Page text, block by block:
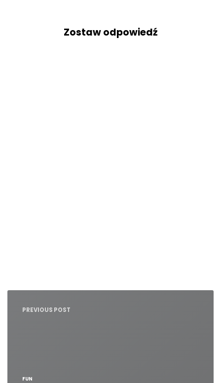
Zostaw odpowiedź
Nawigacja
PREVIOUS POST
FUN